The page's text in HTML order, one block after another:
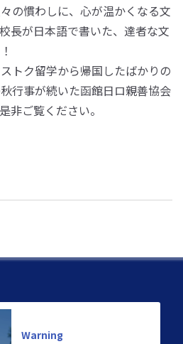
の慣わしに、心が温かくなる文
長が日本語で書いた、達者な文
トク留学から帰国したばかりの
行事が続いた函館日ロ親善協会
非ご覧ください。
Warning